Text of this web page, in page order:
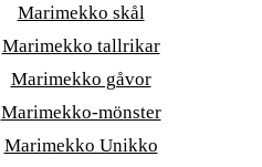
Marimekko skål
Marimekko tallrikar
Marimekko gåvor
Marimekko-mönster
Marimekko Unikko